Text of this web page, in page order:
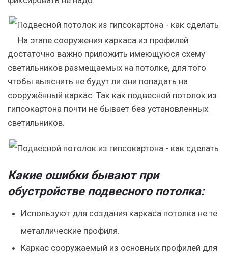
На этапе сооружения каркаса из профилей
достаточно важно приложить имеющуюся схему
светильников размещаемых на потолке, для того
чтобы выяснить не будут ли они попадать на
сооружённый каркас. Так как подвесной потолок из
гипсокартона почти не бывает без установленных
светильников.
Какие ошибки бывают при
обустройстве подвесного потолка:
Используют для создания каркаса потолка не те
металлические профиля.
Каркас сооружаемый из основных профилей для